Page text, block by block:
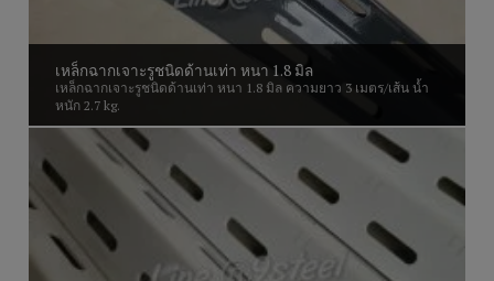
เหล็กฉากเจาะรูชนิดด้านเท่า หนา 1.8 มิล
เหล็กฉากเจาะรูชนิดด้านเท่า หนา 1.8 มิล ความยาว 3 เมตร/เส้น น้ำ
หนัก 2.7 kg.